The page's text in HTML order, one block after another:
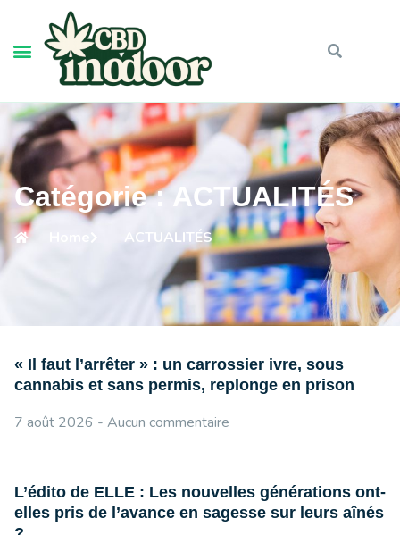
Catégorie : ACTUALITÉS
ACTUALITÉS
« Il faut l’arrêter » : un carrossier ivre, sous
cannabis et sans permis, replonge en prison
7 août 2026 Aucun commentaire
L’édito de ELLE : Les nouvelles générations ont-
elles pris de l’avance en sagesse sur leurs aînés